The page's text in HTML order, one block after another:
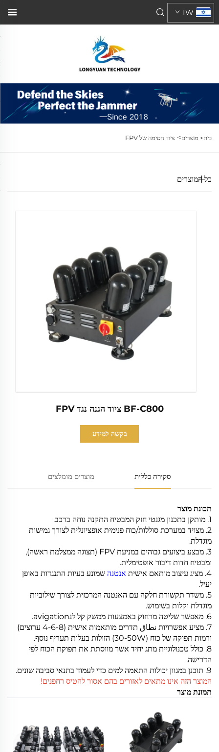
IW
בית> מוצרים> ציוד חסימה של FPV
כל המוצרים
BF-C800 ציוד הגנה נגד FPV
בקשה למידע
סקירה כללית מוצרים מומלצים
תכונת מוצר
1. מותקן בתכנון מגנטי חזק המבטיח התקנה נוחה ברכב.
2. מצויד במערכת סוללות/כוח פנימית אופציונלית לצורך גמישות
מוגדלת.
3. מבצע ביצועים גבוהים במניעת FPV (תצוגה ממצלמת ראשה),
ומבטיח חדות דיבור אופטימלית.
4. מציג עיצוב מותאם אישית
אנטנה שמונע בעיות התנגדות באופן
יעיל.
5. משדר תקשורת חלקה עם האנטנה המרכזית לצורך שילוביות
מוגדלת וקלות בשימוש.
6. מאפשר שליטה מרחוק באמצעות ממשק קל לנavigation.
7. מציע אפשרויות نطاق תדרים מותאמות אישית (4-6-8 ערוצים)
ורמות תפוקה של כוח (30-50W) הזולות בעלות תעריף נוסף.
8. כולל טכנולוגיית מתג יחיד אשר מווסתת את תפוקת הכוח לפי
הדרישה.
9. תוכנן במגוון יכולות התאמה למים כדי לעמוד בתנאי סביבה שונים.
המוצר הזה אינו מתאים לאזורים בהם אסור להטיס רחפנים!
תמונת מוצר